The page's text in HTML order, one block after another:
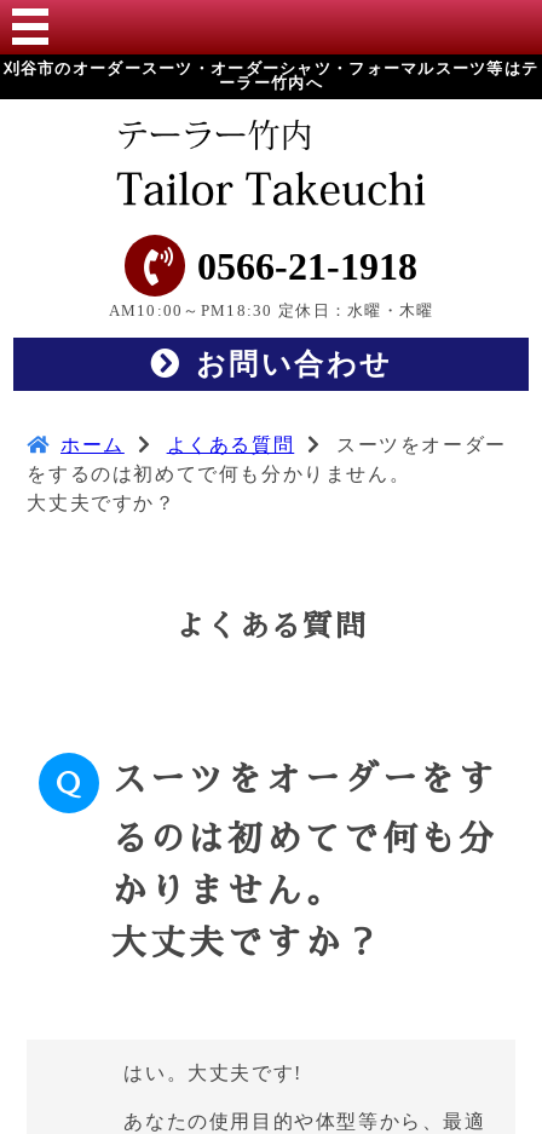
刈谷市のオーダースーツ・オーダーシャツ・フォーマルスーツ等はテ
ーラー竹内へ
0566-21-1918
AM10:00～PM18:30 定休日：水曜・木曜
お問い合わせ
ホーム よくある質問
スーツをオーダー
をするのは初めてで何も分かりません。
大丈夫ですか？
よくある質問
スーツをオーダーをす
るのは初めてで何も分
かりません。
大丈夫ですか？
はい。大丈夫です!
あなたの使用目的や体型等から、最適